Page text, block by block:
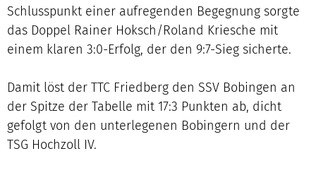
Schlusspunkt einer aufregenden Begegnung sorgte
das Doppel Rainer Hoksch/Roland Kriesche mit
einem klaren 3:0-Erfolg, der den 9:7-Sieg sicherte.
Damit löst der TTC Friedberg den SSV Bobingen an
der Spitze der Tabelle mit 17:3 Punkten ab, dicht
gefolgt von den unterlegenen Bobingern und der
TSG Hochzoll IV.